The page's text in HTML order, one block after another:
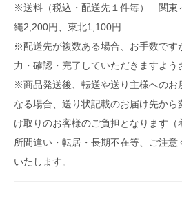
※送料（税込・配送先１件毎） 関東
縄2,200円、東北1,100円
※配送先が複数ある場合、お手数です
力・確認・完了していただきますよ
※商品発送後、転送や送り主様へのお
なる場合、送り状記載のお届け先から
け取りのお客様のご負担となります（
所間違い・転居・長期不在等、ご注意
いたします。